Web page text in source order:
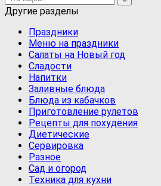
Другие разделы
Праздники
Меню на праздники
Салаты на Новый год
Сладости
Напитки
Заливные блюда
Блюда из кабачков
Приготовление рулетов
Рецепты для похудения
Диетические
Сервировка
Разное
Сад и огород
Техника для кухни